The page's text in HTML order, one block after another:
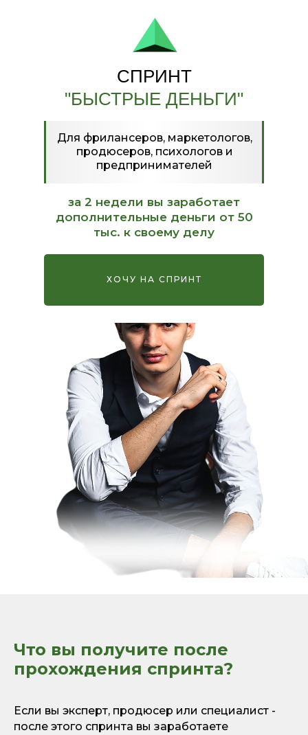
СПРИНТ
"БЫСТРЫЕ ДЕНЬГИ"
Для фрилансеров, маркетологов,
продюсеров, психологов и
предпринимателей
ХОЧУ НА СПРИНТ
за 2 недели вы заработает
дополнительные деньги от 50
тыс. к своему делу
Что вы получите после
прохождения спринта?
Если вы эксперт, продюсер или специалист -
после этого спринта вы заработаете